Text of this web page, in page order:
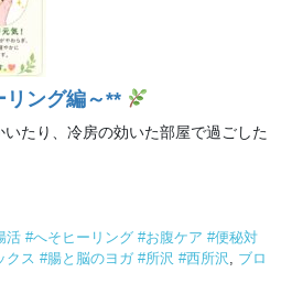
日（土）、24日（木）、27日（日）
～ （90分）
沢スタジオ
リング編～**
いたり、冷房の効いた部屋で過ごした
活 #へそヒーリング #お腹ケア #便秘対
ス #腸と脳のヨガ #所沢 #西所沢 , ブロ